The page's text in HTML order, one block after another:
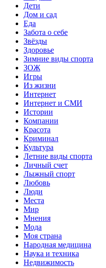
Дети
Дом и сад
Еда
Забота о себе
Звёзды
Здоровье
Зимние виды спорта
ЗОЖ
Игры
Из жизни
Интернет
Интернет и СМИ
Истории
Компании
Красота
Криминал
Культура
Летние виды спорта
Личный счет
Лыжный спорт
Любовь
Люди
Места
Мир
Мнения
Мода
Моя страна
Народная медицина
Наука и техника
Недвижимость